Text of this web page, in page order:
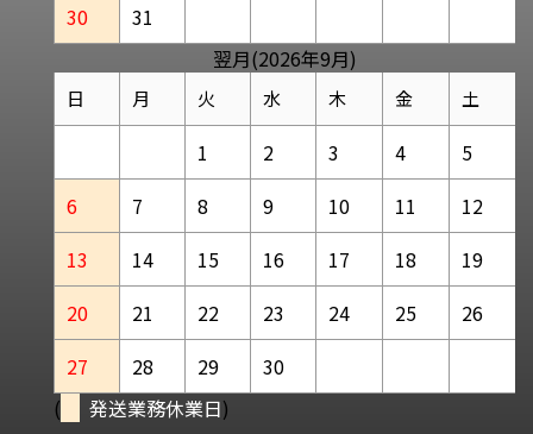
30
31
翌月(2026年9月)
日 月 火 水 木 金 土
1 2 3 4
5
6
7 8 9 10 11
12
13
14 15 16 17 18
19
20
21 22 23 24 25
26
27
28 29
30
(
発送業務休業日)